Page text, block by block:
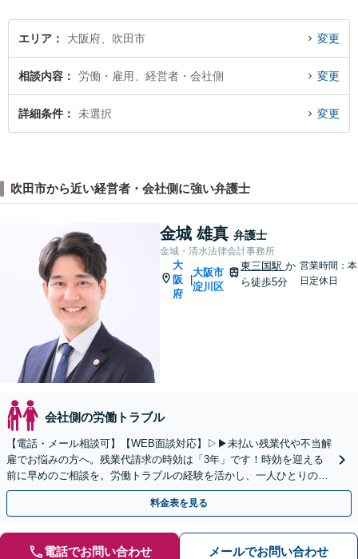
エリア 大阪府、吹田市 変更
相談内容 労働・雇用、経営者・会社側 変更
詳細条件 未選択 変更
吹田市から近い経営者・会社側に強い弁護士
金城 雄真 弁護士
金城・清水法律会計事務所
大
阪
府
|
大阪市
淀川区
東三国駅か
ら徒歩5分
営業時間：本
日定休日
会社側の労働トラブル
【電話・メール相談可】【WEB面談対応】▷▶︎未払い残業代や不当解
雇でお悩みの方へ。残業代請求の時効は「3年」です！時効を迎える
前に早めのご相談を。労働トラブルの経験を活かし、一人ひとりの状
況に応じた解決をサポートします。【新大阪駅8分】
料金表を見る
電話でお問い合わせ メールでお問い合わせ